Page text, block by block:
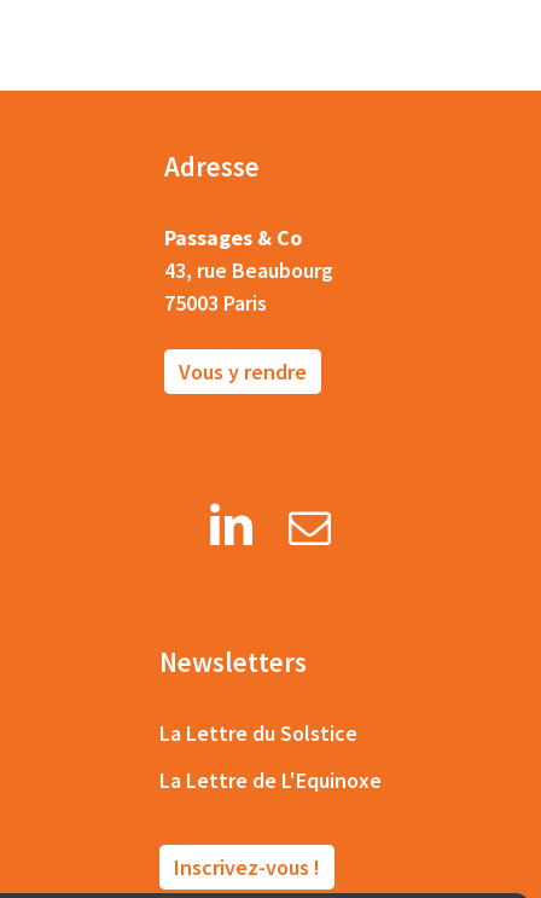
Adresse
Passages & Co
43, rue Beaubourg
75003 Paris
Vous y rendre
Newsletters
La Lettre du Solstice
La Lettre de L'Equinoxe
Inscrivez-vous !